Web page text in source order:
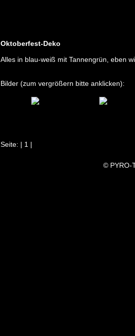
Oktoberfest-Deko
Alles in blau-weiß mit Tannengrün, eben
Bilder (zum vergrößern bitte anklicken):
Seite: | 1 |
© PYRO-